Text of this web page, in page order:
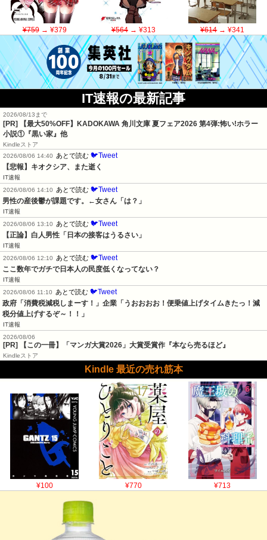
¥759→ ¥379 ¥564→ ¥313 ¥614→ ¥341
IT速報の最新記事
2026/08/13まで
[PR] 【最大50%OFF】KADOKAWA 角川文庫 夏フェア2026 第4弾:怖い!ホラー
小説①『黒い家』他
Kindleストア
2026/08/06 14:40
あとで読む 🐦Tweet
【悲報】キオクシア、また逝く
IT速報
2026/08/06 14:10
あとで読む 🐦Tweet
男性の産後鬱が課題です。←女さん「は？」
IT速報
2026/08/06 13:10
あとで読む 🐦Tweet
【正論】白人男性「日本の接客はうるさい」
IT速報
2026/08/06 12:10
あとで読む 🐦Tweet
ここ数年でガチで日本人の民度低くなってない？
IT速報
2026/08/06 11:10
あとで読む 🐦Tweet
政府「消費税減税しまーす！」企業「うおおおお！便乗値上げタイムきたっ！減
税分値上げするぞ～！！」
IT速報
2026/08/06
[PR] 【この一冊】「マンガ大賞2026」大賞受賞作『本なら売るほど』
Kindleストア
Kindle 最近の売れ筋本
¥100 ¥770 ¥713